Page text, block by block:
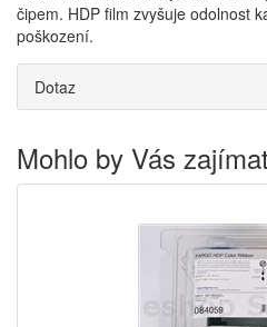
čipem. HDP film zvyšuje odolnost
poškození.
Dotaz
Mohlo by Vás zajímat